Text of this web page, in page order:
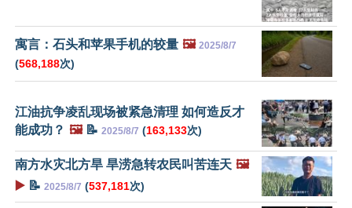
寓言：石头和苹果手机的较量 🖼️ 2025/8/7
(568,188次)
江油抗争凌乱现场被紧急清理 如何造反才
能成功？ 🖼️📝 2025/8/7 (163,133次)
南方水灾北方旱 旱涝急转农民叫苦连天 🖼️
▶️ 📝 2025/8/7 (537,181次)